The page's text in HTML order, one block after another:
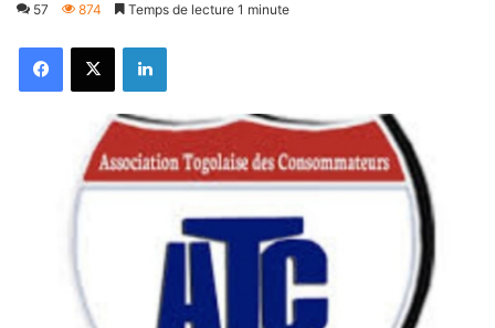
57 874 Temps de lecture 1 minute
FacebookX Linkedin